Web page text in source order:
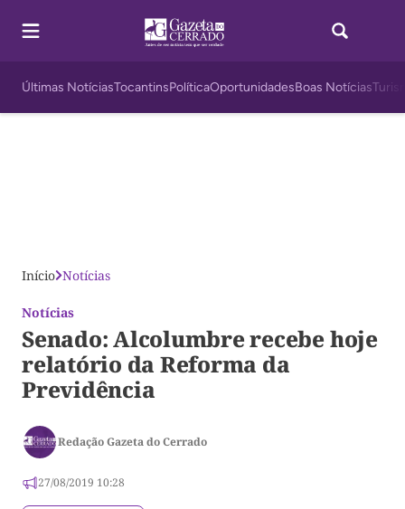
Últimas NotíciasTocantinsPolíticaOportunidadesBoas Notícias
Início Notícias
Notícias
Senado: Alcolumbre recebe hoje
relatório da Reforma da
Previdência
Redação Gazeta do Cerrado
27/08/2019 10:28